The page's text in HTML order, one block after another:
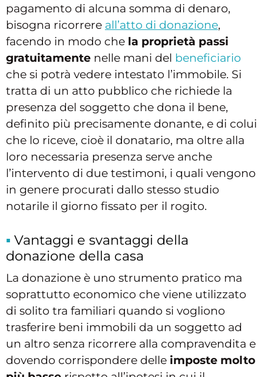
pagamento di alcuna somma di denaro,
bisogna ricorrere all’atto di donazione,
facendo in modo che la proprietà passi
gratuitamente nelle mani del beneficiario
che si potrà vedere intestato l’immobile. Si
tratta di un atto pubblico che richiede la
presenza del soggetto che dona il bene,
definito più precisamente donante, e di colui
che lo riceve, cioè il donatario, ma oltre alla
loro necessaria presenza serve anche
l’intervento di due testimoni, i quali vengono
in genere procurati dallo stesso studio
notarile il giorno fissato per il rogito.
Vantaggi e svantaggi della
donazione della casa
La donazione è uno strumento pratico ma
soprattutto economico che viene utilizzato
di solito tra familiari quando si vogliono
trasferire beni immobili da un soggetto ad
un altro senza ricorrere alla compravendita e
dovendo corrispondere delle imposte molto